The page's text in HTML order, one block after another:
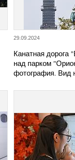
29.09.2024
Канатная дорога
над парком
фотография. Вид